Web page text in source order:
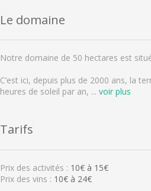
Le domaine
Notre domaine de 50 hectares est
C’est ici, depuis plus de 2000 ans, la
heures de soleil par an, ... voir plus
Tarifs
Prix des activités : 10€ à 15€
Prix des vins : 10€ à 24€